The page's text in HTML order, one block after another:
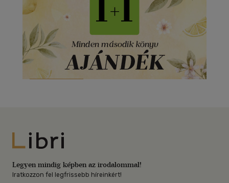
Libri
Legyen mindig képben az irodalommal!
Iratkozzon fel legfrissebb híreinkért!